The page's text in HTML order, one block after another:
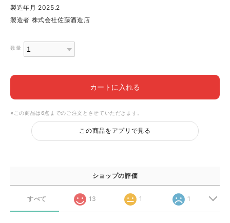
製造年月 2025.2
製造者 株式会社佐藤酒造店
数量
カートに入れる
※この商品は6点までのご注文とさせていただきます。
この商品をアプリで見る
ショップの評価
すべて 13 1 1